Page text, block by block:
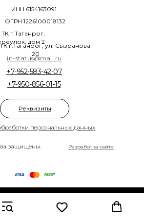
защищены.
персональных данных
+7-950-856-01-15
+7-952-583-42-07
ТК г.Таганрог,
дом 2
г.Таганрог, ул. Сызранова
,20
ОГРН 1226100018132
ИНН 6154163091
Разработка сайта
in-status@mail.ru
Реквизиты
Made on Tilda